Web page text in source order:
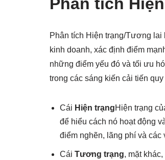
Phân tích Hiện trạng/Tương lai
kinh doanh, xác định điểm
những điểm yếu đó và tối ưu
trong các sáng kiến cải tiến
Cái Hiện trạngHiện trạng
để hiểu cách nó hoạt động
điểm nghẽn, lãng phí và các
Cái Tương trạng, mặt